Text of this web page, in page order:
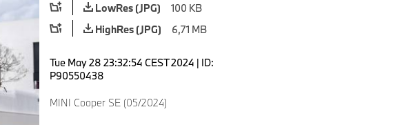
LowRes (JPG)
100 KB
HighRes (JPG)
6,71 MB
Tue May 28 23:32:54 CEST 2024 | ID:
P90550438
MINI Cooper SE (05/2024)